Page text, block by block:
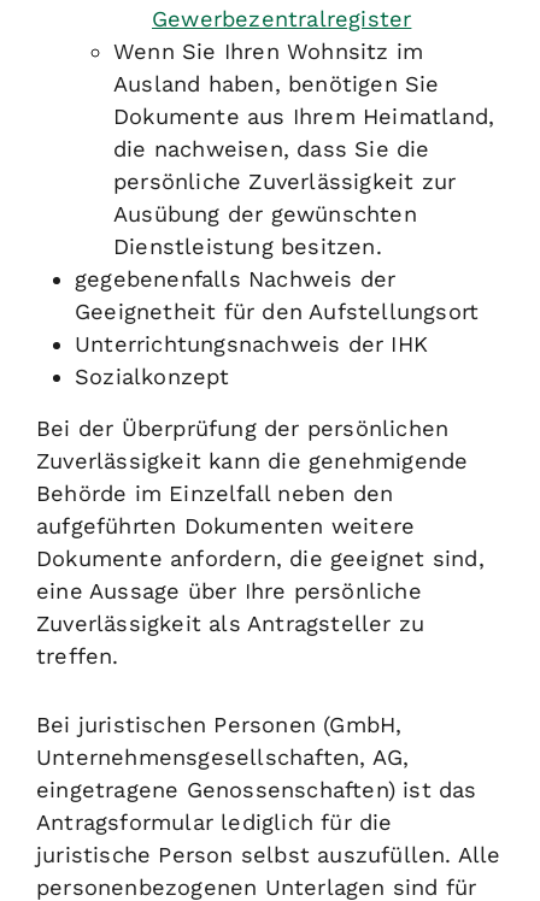
Gewerbezentralregister
Wenn Sie Ihren Wohnsitz im
Ausland haben, benötigen Sie
Dokumente aus Ihrem Heimatland,
die nachweisen, dass Sie die
persönliche Zuverlässigkeit zur
Ausübung der gewünschten
Dienstleistung besitzen.
gegebenenfalls Nachweis der
Geeignetheit für den Aufstellungsort
Unterrichtungsnachweis der IHK
Sozialkonzept
Bei der Überprüfung der persönlichen
Zuverlässigkeit kann die genehmigende
Behörde im Einzelfall neben den
aufgeführten Dokumenten weitere
Dokumente anfordern, die geeignet sind,
eine Aussage über Ihre persönliche
Zuverlässigkeit als Antragsteller zu
treffen.
Bei juristischen Personen (GmbH,
Unternehmensgesellschaften, AG,
eingetragene Genossenschaften) ist das
Antragsformular lediglich für die
juristische Person selbst auszufüllen. Alle
personenbezogenen Unterlagen sind für